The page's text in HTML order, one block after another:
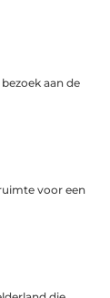
aan de
voor een